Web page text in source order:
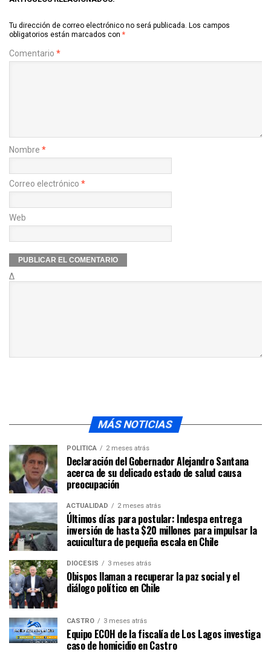
Tu dirección de correo electrónico no será publicada. Los campos
obligatorios están marcados con *
Comentario *
Nombre *
Correo electrónico *
Web
Δ
MÁS NOTICIAS
POLÍTICA 2 meses atrás
Declaración del Gobernador Alejandro Santana
acerca de su delicado estado de salud causa
preocupación
ACTUALIDAD 2 meses atrás
Últimos días para postular: Indespa entrega
inversión de hasta $20 millones para impulsar la
acuicultura de pequeña escala en Chile
DIÓCESIS 3 meses atrás
Obispos llaman a recuperar la paz social y el
diálogo político en Chile
CASTRO 3 meses atrás
Equipo ECOH de la fiscalía de Los Lagos investiga
caso de homicidio en Castro